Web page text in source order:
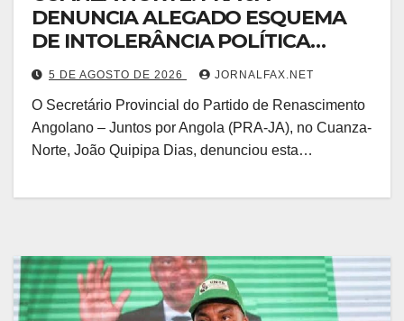
DENUNCIA ALEGADO ESQUEMA
DE INTOLERÂNCIA POLÍTICA
ORQUESTRADO PELO 1º
SECRETÁRIO DO MPLA JOÃO
DIOGO GASPAR
5 DE AGOSTO DE 2026 JORNALFAX.NET
O Secretário Provincial do Partido de Renascimento
Angolano – Juntos por Angola (PRA-JA), no Cuanza-
Norte, João Quipipa Dias, denunciou esta…